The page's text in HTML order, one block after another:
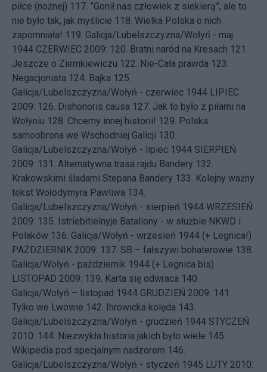
piłce (nożnej) 117. ”Gonił nas człowiek z siekierą”, ale to
nie było tak, jak myślicie 118. Wielka Polska o nich
zapomniała! 119. Galicja/Lubelszczyzna/Wołyń - maj
1944 CZERWIEC 2009: 120. Bratni naród na Kresach 121.
Jeszcze o Ziemkiewiczu 122. Nie-Cała prawda 123.
Negacjonista 124. Bajka 125.
Galicja/Lubelszczyzna/Wołyń - czerwiec 1944 LIPIEC
2009: 126. Dishonoris causa 127. Jak to było z piłami na
Wołyniu 128. Chcemy innej historii! 129. Polska
samoobrona we Wschodniej Galicji 130.
Galicja/Lubelszczyzna/Wołyń - lipiec 1944 SIERPIEŃ
2009: 131. Alternatywna trasa rajdu Bandery 132.
Krakowskimi śladami Stepana Bandery 133. Kolejny ważny
tekst Wołodymyra Pawliwa 134.
Galicja/Lubelszczyzna/Wołyń - sierpień 1944 WRZESIEŃ
2009: 135. Istriebitielnyje Bataliony - w służbie NKWD i
Polaków 136. Galicja/Wołyń - wrzesień 1944 (+ Legnica!)
PAŹDZIERNIK 2009: 137. SB – fałszywi bohaterowie 138.
Galicja/Wołyń - październik 1944 (+ Legnica bis)
LISTOPAD 2009: 139. Karta się odwraca 140.
Galicja/Wołyń – listopad 1944 GRUDZIEŃ 2009: 141.
Tylko we Lwowie 142. Ihrowicka kolęda 143.
Galicja/Lubelszczyzna/Wołyń - grudzień 1944 STYCZEŃ
2010: 144. Niezwykła historia jakich było wiele 145.
Wikipedia pod specjalnym nadzorem 146.
Galicja/Lubelszczyzna/Wołyń - styczeń 1945 LUTY 2010: